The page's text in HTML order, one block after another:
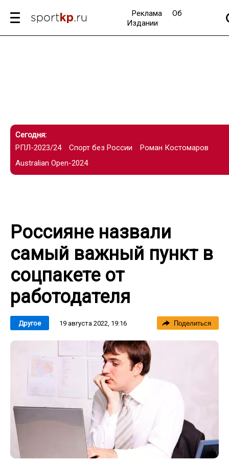
Реклама
Об
Издании
Сегодня:
РПЛ-2023/24
Спорт без России
Роман Костомаров
Australian Open-2024
Россияне назвали
самый важный пункт в
соцпакете от
работодателя
Другое 19 августа 2022, 19:16 Поделиться